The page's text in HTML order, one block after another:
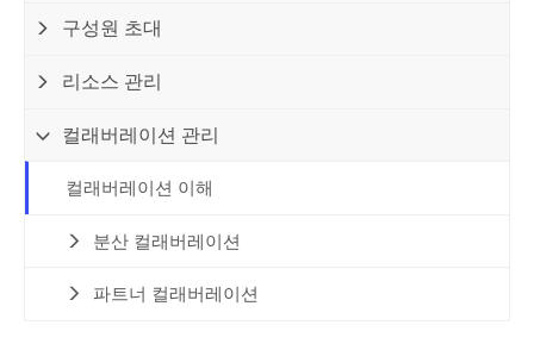
구성원 초대
리소스 관리
컬래버레이션 관리
컬래버레이션 이해
분산 컬래버레이션
파트너 컬래버레이션